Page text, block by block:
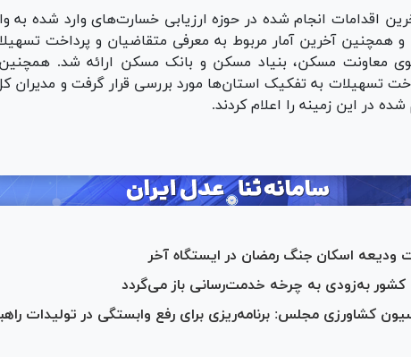
اقدامات انجام شده در حوزه ارزیابی خسارت‌های وارد شده به
آخرین آمار مربوط به معرفی متقاضیان و پرداخت
معاونت مسکن، بنیاد مسکن و بانک مسکن ارائه شد.
تسهیلات به تفکیک استان‌ها مورد بررسی قرار گرفت و مدیران
در این زمینه را اعلام کردند.
ودیعه اسکان جنگ رمضان در ایستگاه آخر
به‌زودی به چرخه خدمت‌رسانی باز می‌گردد
کشاورزی مجلس: برنامه‌ریزی برای رفع وابستگی در تولیدات